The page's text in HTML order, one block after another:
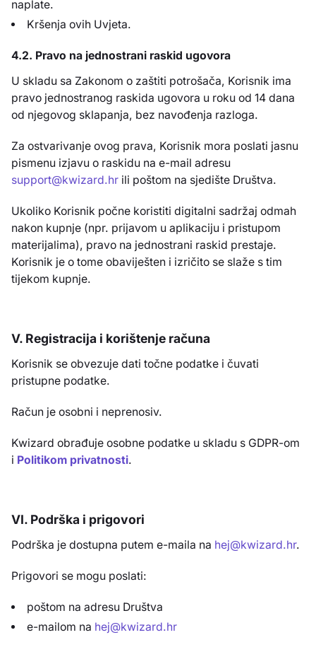
naplate.
Kršenja ovih Uvjeta.
4.2. Pravo na jednostrani raskid ugovora
U skladu sa Zakonom o zaštiti potrošača, Korisnik ima
pravo jednostranog raskida ugovora u roku od 14 dana
od njegovog sklapanja, bez navođenja razloga.
Za ostvarivanje ovog prava, Korisnik mora poslati jasnu
pismenu izjavu o raskidu na e-mail adresu
support@kwizard.hr ili poštom na sjedište Društva.
Ukoliko Korisnik počne koristiti digitalni sadržaj odmah
nakon kupnje (npr. prijavom u aplikaciju i pristupom
materijalima), pravo na jednostrani raskid prestaje.
Korisnik je o tome obaviješten i izričito se slaže s tim
tijekom kupnje.
V. Registracija i korištenje računa
Korisnik se obvezuje dati točne podatke i čuvati
pristupne podatke.
Račun je osobni i neprenosiv.
Kwizard obrađuje osobne podatke u skladu s GDPR-om
i Politikom privatnosti.
VI. Podrška i prigovori
Podrška je dostupna putem e-maila na hej@kwizard.hr.
Prigovori se mogu poslati:
poštom na adresu Društva
e-mailom na hej@kwizard.hr